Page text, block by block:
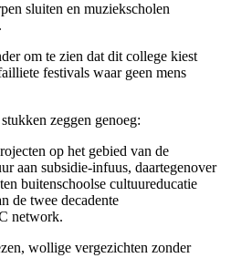
sluiten en muziekscholen
om te zien dat dit college kiest
festivals waar geen mens
zeggen genoeg:
op het gebied van de
aan subsidie-infuus, daartegenover
buitenschoolse cultuureducatie
de twee decadente
network.
wollige vergezichten zonder